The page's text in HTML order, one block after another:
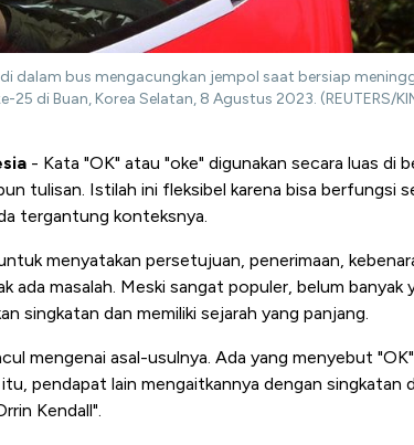
dalam bus mengacungkan jempol saat bersiap
25 di Buan, Korea Selatan, 8 Agustus 2023. (REUTERS/
- Kata "OK" atau "oke" digunakan secara luas di
tulisan. Istilah ini fleksibel karena bisa berfungsi
tergantung konteksnya.
menyatakan persetujuan, penerimaan,
ada masalah. Meski sangat populer, belum banyak
singkatan dan memiliki sejarah yang panjang.
mengenai asal-usulnya. Ada yang menyebut
pendapat lain mengaitkannya dengan singkatan
Kendall".